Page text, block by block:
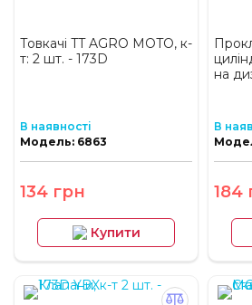
Товкачі TT AGRO MOTO, к-
т: 2 шт. - 173D
В наявності
Модель: 6863
134 грн
Купити
на
В
184